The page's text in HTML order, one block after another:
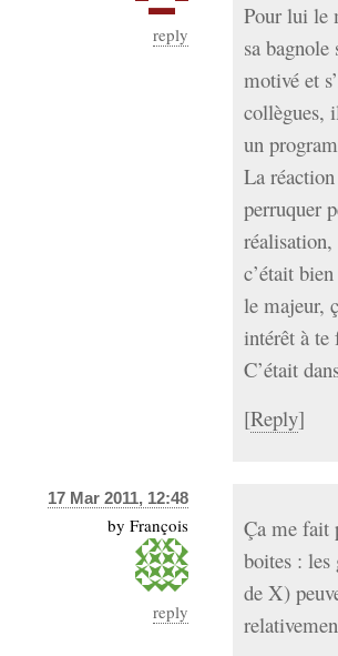
reply
Pour lui le
sa
motivé et
collègues,
un
La
perruquer
réalisation,
c’était
le majeur,
intérêt à te
C’était
[Reply]
17 Mar 2011, 12:48
by François
reply
Ça me fait
boites : les
de X)